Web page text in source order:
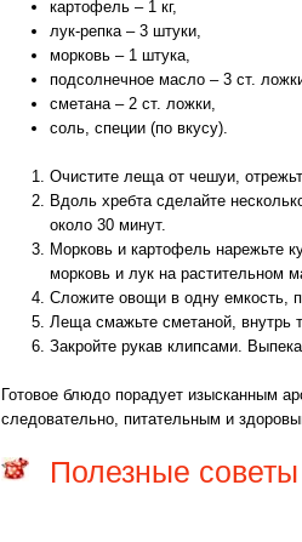
картофель – 1 кг,
лук-репка – 3 штуки,
морковь – 1 штука,
подсолнечное масло – 3 ст.
сметана – 2 ст. ложки,
соль, специи (по вкусу).
Очистите леща от чешуи,
Вдоль хребта сделайте
около 30 минут.
Морковь и картофель нарежьте
морковь и лук на растительном
Сложите овощи в одну емкость,
Леща смажьте сметаной, внутрь
Закройте рукав клипсами.
Готовое блюдо порадует изысканным
следовательно, питательным и
Полезные советы